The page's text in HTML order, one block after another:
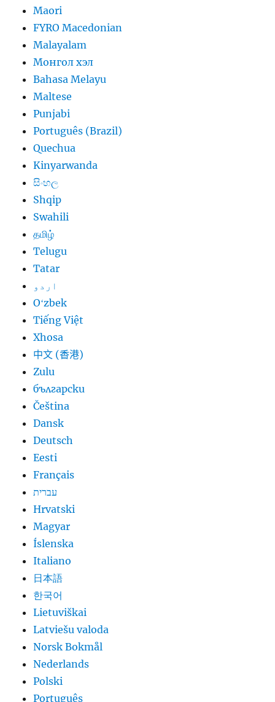
Maori
FYRO Macedonian
Malayalam
Монгол хэл
Bahasa Melayu
Maltese
Punjabi
Português (Brazil)
Quechua
Kinyarwanda
සිංහල
Shqip
Swahili
தமிழ்
Telugu
Tatar
اردو
Oʻzbek
Tiếng Việt
Xhosa
中文 (香港)
Zulu
български
Čeština
Dansk
Deutsch
Eesti
Français
עברית
Hrvatski
Magyar
Íslenska
Italiano
日本語
한국어
Lietuviškai
Latviešu valoda
Norsk Bokmål
Nederlands
Polski
Português